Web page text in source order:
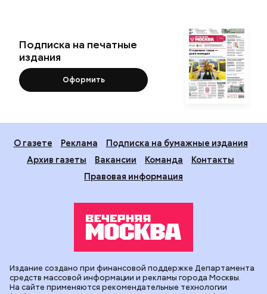
Подписка на печатные
издания
Оформить
О газете Реклама
Подписка на бумажные издания
Архив газеты
Вакансии Команда
Контакты
Правовая информация
Издание создано при финансовой поддержке Департамента
средств массовой информации и рекламы города Москвы.
На сайте применяются рекомендательные технологии